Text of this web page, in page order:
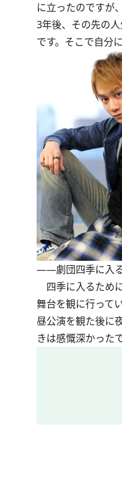
に立ったのですが
3年後、その先の
です。そこで自分
――劇団四季に入る
四季に入るため
舞台を観に行って
昼公演を観た後に
きは感慨深かったで